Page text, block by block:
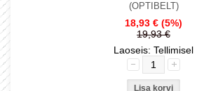
(OPTIBELT)
18,93 € (5%)
19,93 €
Laoseis: Tellimisel